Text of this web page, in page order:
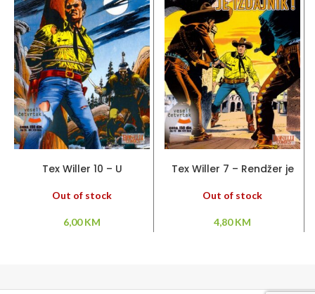
Tex Willer 10 – U
Out of stock
6,00KM
Tex Willer 7 – Rendžer je
Out of stock
4,80KM